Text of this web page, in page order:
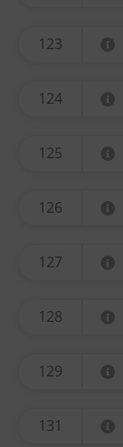
123
124
125
126
127
128
129
131